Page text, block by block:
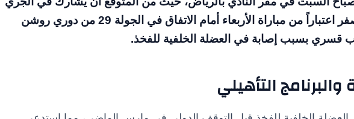
الجماعي مع الفريق الأصفر اعتباراً من مباراة الأربعاء أمام الاتفاق في الجولة 29 من دوري روشن
قسري بسبب إصابة في العضلة الخلفية للفخذ.
التأهيلي